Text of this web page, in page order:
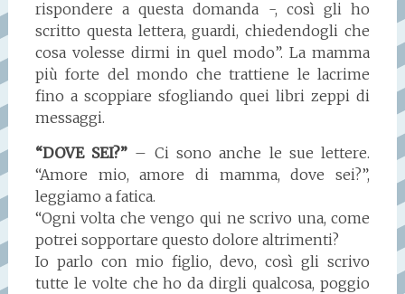
rispondere a questa domanda -, così gli ho
scritto questa lettera, guardi, chiedendogli che
cosa volesse dirmi in quel modo”. La mamma
più forte del mondo che trattiene le lacrime
fino a scoppiare sfogliando quei libri zeppi di
messaggi.
“DOVE SEI?” – Ci sono anche le sue lettere.
“Amore mio, amore di mamma, dove sei?”,
leggiamo a fatica.
“Ogni volta che vengo qui ne scrivo una, come
potrei sopportare questo dolore altrimenti?
Io parlo con mio figlio, devo, così gli scrivo
tutte le volte che ho da dirgli qualcosa, poggio